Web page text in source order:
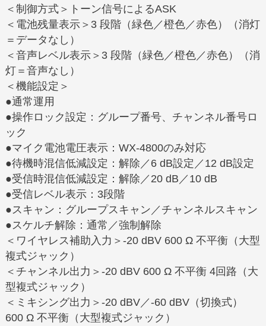
＜制御方式＞トーン信号によるASK
＜電池残量表示＞3 段階（緑色／橙色／赤色）（消灯
＝データなし）
＜音声レベル表示＞3 段階（緑色／橙色／赤色）（消
灯＝音声なし）
＜機能設定＞
●通常運用
●操作ロック設定：グループ番号、チャンネル番号ロ
ック
●マイク電池電圧表示：WX-4800のみ対応
●待機時混信低減設定：解除／6 dB設定／12 dB設定
●受信時混信低減設定：解除／20 dB／10 dB
●受信レベル表示：3段階
●スキャン：グループスキャン／チャンネルスキャン
●スケルチ解除：通常／強制解除
＜ワイヤレス補助入力＞-20 dBV 600 Ω 不平衡（大型
複式ジャック）
＜チャンネル出力＞-20 dBV 600 Ω 不平衡 4回路（大
型複式ジャック）
＜ミキシング出力＞-20 dBV／-60 dBV（切換式）
600 Ω 不平衡（大型複式ジャック）